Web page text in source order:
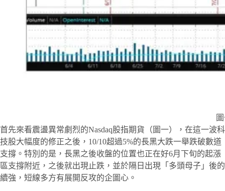
首先來看震盪異常劇烈的Nasdaq股指期貨（圖一），在這一波科
技股大幅度的修正之後，10/10超過5%的長黑大跌一舉跌破數道
支撐。特別的是，長黑之後收盤的位置也正在好6月下旬的起漲
區支撐附近，之後就出現止跌，並於隔日出現「多頭母子」後的
續強，短線多方有展開反攻的企圖心。